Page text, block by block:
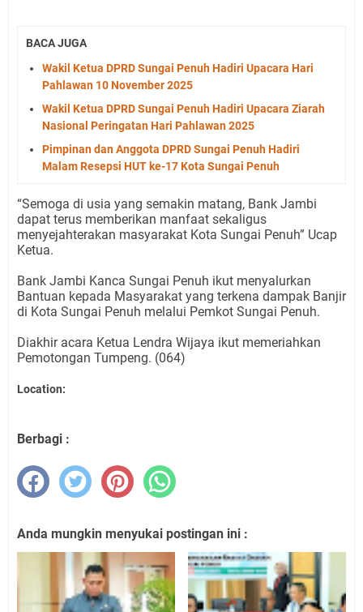
BACA JUGA
Wakil Ketua DPRD Sungai Penuh Hadiri Upacara Hari
Pahlawan 10 November 2025
Wakil Ketua DPRD Sungai Penuh Hadiri Upacara Ziarah
Nasional Peringatan Hari Pahlawan 2025
Pimpinan dan Anggota DPRD Sungai Penuh Hadiri
Malam Resepsi HUT ke-17 Kota Sungai Penuh
“Semoga di usia yang semakin matang, Bank Jambi
dapat terus memberikan manfaat sekaligus
menyejahterakan masyarakat Kota Sungai Penuh” Ucap
Ketua.
Bank Jambi Kanca Sungai Penuh ikut menyalurkan
Bantuan kepada Masyarakat yang terkena dampak Banjir
di Kota Sungai Penuh melalui Pemkot Sungai Penuh.
Diakhir acara Ketua Lendra Wijaya ikut memeriahkan
Pemotongan Tumpeng. (064)
Location:
Berbagi :
Anda mungkin menyukai postingan ini :